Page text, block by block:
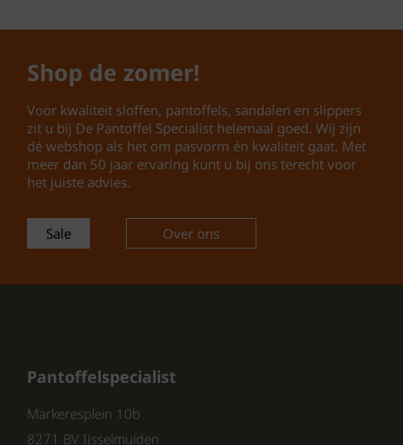
Voetbed:Uitneembaar suède
Zool:Rubberen profielzool
Pasvorm:Normaal
Seizoen:Voorjaar / Zomer 2026
Comfortabele dames slipper met
Het uitneembare suède voetbed zorgt voor
veelzijdig
Shop de zomer!
Voor kwaliteit sloffen, pantoffels, sandalen en slippers
zit u bij De Pantoffel Specialist helemaal goed. Wij zijn
dé webshop als het om pasvorm én kwaliteit gaat. Met
meer dan 50 jaar ervaring kunt u bij ons terecht voor
het juiste advies.
Sale Over ons
Pantoffelspecialist
Markeresplein 10b
8271 BV IJsselmuiden